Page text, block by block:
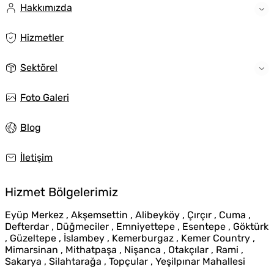
Hakkımızda
Hizmetler
Sektörel
Foto Galeri
Blog
İletişim
Hizmet Bölgelerimiz
Eyüp Merkez , Akşemsettin , Alibeyköy , Çırçır , Cuma ,
Defterdar , Düğmeciler , Emniyettepe , Esentepe , Göktürk
, Güzeltepe , İslambey , Kemerburgaz , Kemer Country ,
Mimarsinan , Mithatpaşa , Nişanca , Otakçılar , Rami ,
Sakarya , Silahtarağa , Topçular , Yeşilpınar Mahallesi